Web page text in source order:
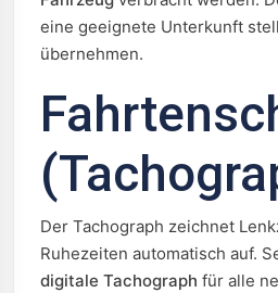
eine geeignete Unterkunft
übernehmen.
Der Tachograph zeichnet
Ruhezeiten automatisch auf.
digitale Tachograph für alle